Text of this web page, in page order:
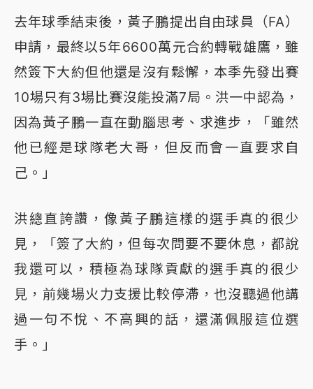
去年球季結束後，黃子鵬提出自由球員（FA）
申請，最終以5年6600萬元合約轉戰雄鷹，雖
然簽下大約但他還是沒有鬆懈，本季先發出賽
10場只有3場比賽沒能投滿7局。洪一中認為，
因為黃子鵬一直在動腦思考、求進步，「雖然
他已經是球隊老大哥，但反而會一直要求自
己。」
洪總直誇讚，像黃子鵬這樣的選手真的很少
見，「簽了大約，但每次問要不要休息，都說
我還可以，積極為球隊貢獻的選手真的很少
見，前幾場火力支援比較停滯，也沒聽過他講
過一句不悅、不高興的話，還滿佩服這位選
手。」